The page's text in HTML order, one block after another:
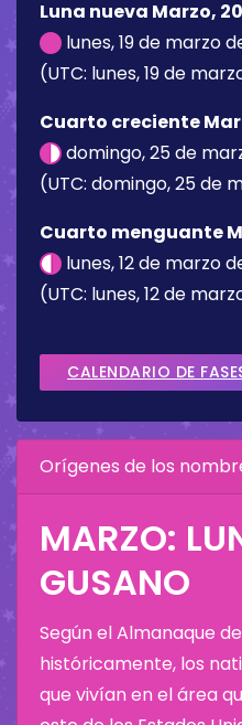
Luna nueva Marzo,
lunes, 19 de marzo
(UTC: lunes, 19 de
Cuarto creciente
domingo, 25 de
(UTC: domingo, 25 de
Cuarto menguante
lunes, 12 de marzo
(UTC: lunes, 12 de
CALENDARIO DE
Orígenes de los
MARZO:
GUSANO
Según el Almanaque
históricamente, los
que vivían en el área